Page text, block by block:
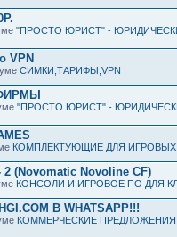
"ПРОСТО ЮРИСТ" -
VPN
СИМКИ,ТАРИФЫ,VPN
"ПРОСТО ЮРИСТ" -
КОМПЛЕКТУЮЩИЕ ДЛЯ ИГРОВЫХ
2 (Novomatic Novoline CF)
КОНСОЛИ И ИГРОВОЕ ПО ДЛЯ
В WHATSAPP!!!
КОММЕРЧЕСКИЕ ПРЕДЛОЖЕНИЯ